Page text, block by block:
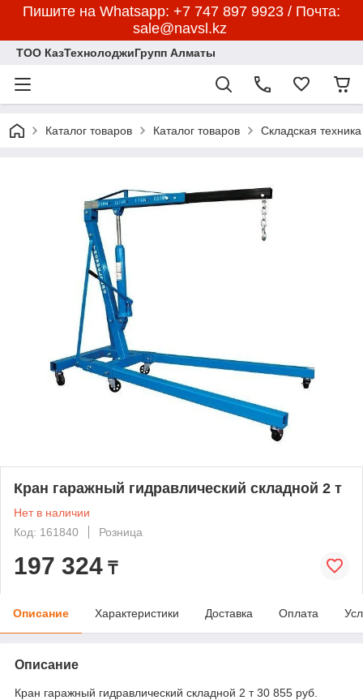
Пишите на Whatsapp: +7 747 897 9923 / Почта:
sale@navsl.kz
ТОО КазТехнолоджиГрупп Алматы
Каталог товаров Каталог товаров Складская техника
Кран гаражный гидравлический складной 2 т
Нет в наличии
Код: 161840
Розница
197 324 ₸
Описание Характеристики Доставка Оплата
Описание
Кран гаражный гидравлический складной 2 т 30 855 руб.